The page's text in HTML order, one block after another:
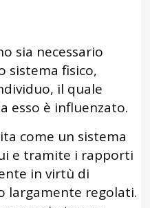
sia necessario
sistema fisico,
il quale
esso è influenzato.
come un sistema
e tramite i rapporti
in virtù di
largamente regolati.